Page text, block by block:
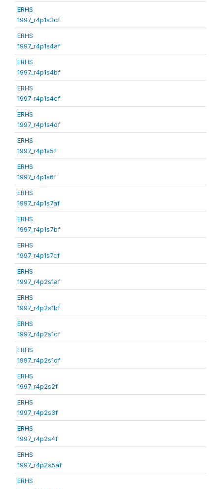
ERHS
1997_r4p1s3cf
ERHS
1997_r4p1s4af
ERHS
1997_r4p1s4bf
ERHS
1997_r4p1s4cf
ERHS
1997_r4p1s4df
ERHS
1997_r4p1s5f
ERHS
1997_r4p1s6f
ERHS
1997_r4p1s7af
ERHS
1997_r4p1s7bf
ERHS
1997_r4p1s7cf
ERHS
1997_r4p2s1af
ERHS
1997_r4p2s1bf
ERHS
1997_r4p2s1cf
ERHS
1997_r4p2s1df
ERHS
1997_r4p2s2f
ERHS
1997_r4p2s3f
ERHS
1997_r4p2s4f
ERHS
1997_r4p2s5af
ERHS